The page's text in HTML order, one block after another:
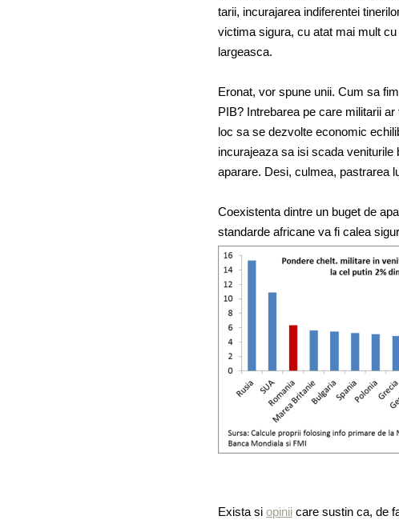
tarii, incurajarea indiferentei
victima sigura, cu atat mai mult
largeasca.
Eronat, vor spune unii. Cum sa
PIB? Intrebarea pe care militarii
loc sa se dezvolte economic
incurajeaza sa isi scada
aparare. Desi, culmea, pastrarea
Coexistenta dintre un buget de
standarde africane va fi calea
Exista si opinii care sustin ca, de